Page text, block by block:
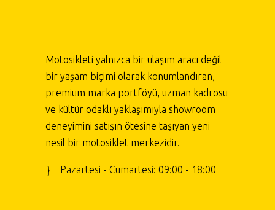
Motosikleti yalnızca bir ulaşım aracı değil
bir yaşam biçimi olarak konumlandıran,
premium marka portföyü, uzman kadrosu
ve kültür odaklı yaklaşımıyla showroom
deneyimini satışın ötesine taşıyan yeni
nesil bir motosiklet merkezidir.
Pazartesi - Cumartesi: 09:00 - 18:00